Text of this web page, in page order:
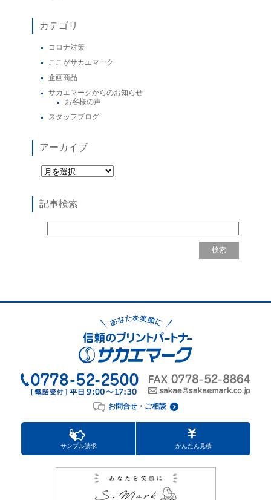
カテゴリ
コロナ対策
ここがサカエマーク
企画商品
サカエマークからのお知らせ
お客様の声
スタッフブログ
アーカイブ
記事検索
お問合せ・ご相談
サンプル請求 かんたん見積